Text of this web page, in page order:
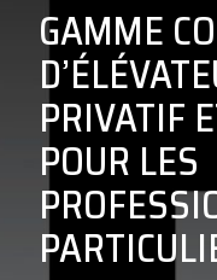
GAMME
PRIVATIF
POUR LES